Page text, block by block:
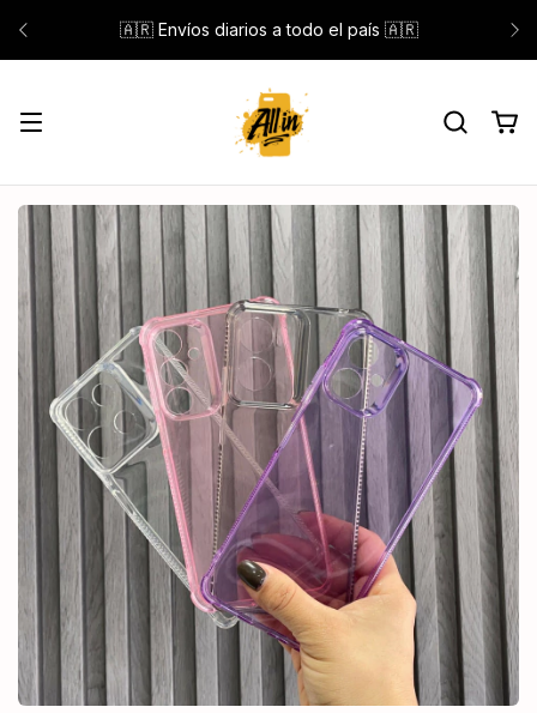
🇦🇷 Envíos diarios a todo el país 🇦🇷